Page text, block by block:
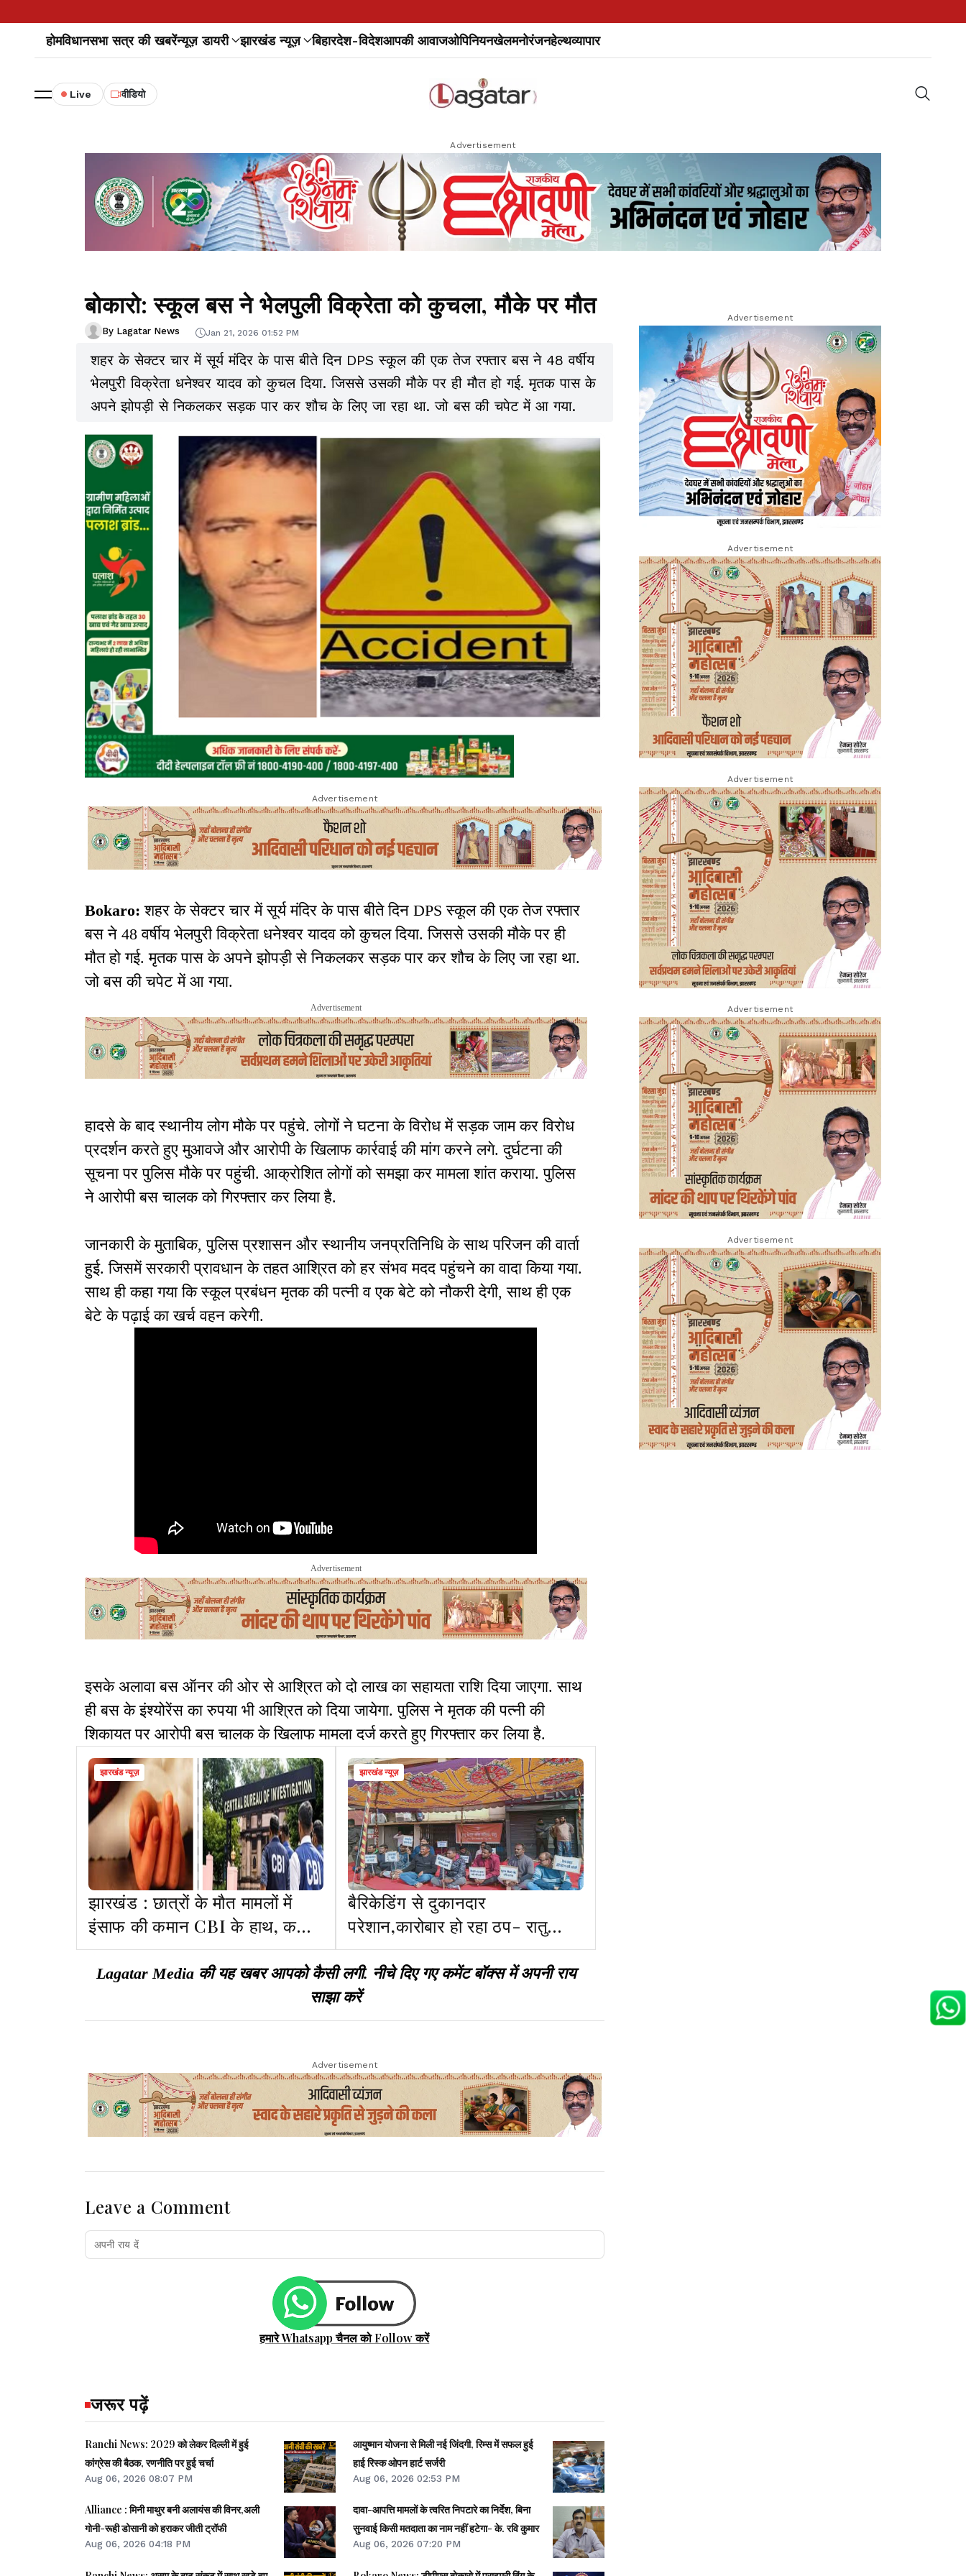
होमविधानसभा सत्र की खबरेंन्यूज़ डायरी झारखंड न्यूज़ बिहारदेश-विदेशआपकी आवाजओपिनियनखेलमनोरंजनहेल्थव्यापार
Live वीडियो
Advertisement
बोकारो: स्कूल बस ने भेलपुली विक्रेता को कुचला, मौके पर मौत
By Lagatar News Jan 21, 2026 01:52 PM
शहर के सेक्टर चार में सूर्य मंदिर के पास बीते दिन DPS स्कूल की एक तेज रफ्तार बस ने 48 वर्षीय
भेलपुरी विक्रेता धनेश्वर यादव को कुचल दिया. जिससे उसकी मौके पर ही मौत हो गई. मृतक पास के
अपने झोपड़ी से निकलकर सड़क पार कर शौच के लिए जा रहा था. जो बस की चपेट में आ गया.
Advertisement
Bokaro:शहर के सेक्टर चार में सूर्य मंदिर के पास बीते दिन DPS स्कूल की एक तेज रफ्तार
बस ने 48 वर्षीय भेलपुरी विक्रेता धनेश्वर यादव को कुचल दिया. जिससे उसकी मौके पर ही
मौत हो गई. मृतक पास के अपने झोपड़ी से निकलकर सड़क पार कर शौच के लिए जा रहा था.
जो बस की चपेट में आ गया.
Advertisement
हादसे के बाद स्थानीय लोग मौके पर पहुंचे. लोगों ने घटना के विरोध में सड़क जाम कर विरोध
प्रदर्शन करते हुए मुआवजे और आरोपी के खिलाफ कार्रवाई की मांग करने लगे. दुर्घटना की
सूचना पर पुलिस मौके पर पहुंची. आक्रोशित लोगों को समझा कर मामला शांत कराया. पुलिस
ने आरोपी बस चालक को गिरफ्तार कर लिया है.
जानकारी के मुताबिक, पुलिस प्रशासन और स्थानीय जनप्रतिनिधि के साथ परिजन की वार्ता
हुई. जिसमें सरकारी प्रावधान के तहत आश्रित को हर संभव मदद पहुंचने का वादा किया गया.
साथ ही कहा गया कि स्कूल प्रबंधन मृतक की पत्नी व एक बेटे को नौकरी देगी, साथ ही एक
बेटे के पढ़ाई का खर्च वहन करेगी.
Advertisement
इसके अलावा बस ऑनर की ओर से आश्रित को दो लाख का सहायता राशि दिया जाएगा. साथ
ही बस के इंश्योरेंस का रुपया भी आश्रित को दिया जायेगा. पुलिस ने मृतक की पत्नी की
शिकायत पर आरोपी बस चालक के खिलाफ मामला दर्ज करते हुए गिरफ्तार कर लिया है.
झारखंड न्यूज़
झारखंड : छात्रों के मौत मामलों में
इंसाफ की कमान CBI के हाथ, कहीं
मिली सफलता, कहीं अब भी सस्पेंस
झारखंड न्यूज़
बैरिकेडिंग से दुकानदार
परेशान,कारोबार हो रहा ठप- रातु
चैम्बर ऑफ कॉमर्स
Lagatar Media की यह खबर आपको कैसी लगी. नीचे दिए गए कमेंट बॉक्स में अपनी राय
साझा करें
Advertisement
Leave a Comment
हमारे Whatsapp चैनल को Follow करें
जरूर पढ़ें
Ranchi News: 2029 को लेकर दिल्ली में हुई
कांग्रेस की बैठक, रणनीति पर हुई चर्चा
Aug 06, 2026 08:07 PM
Alliance : मिनी माथुर बनी अलायंस की विनर,अली
गोनी-रूही डोसानी को हराकर जीती ट्रॉफी
Aug 06, 2026 04:18 PM
आयुष्मान योजना से मिली नई जिंदगी, रिम्स में सफल हुई
हाई रिस्क ओपन हार्ट सर्जरी
Aug 06, 2026 02:53 PM
दावा-आपत्ति मामलों के त्वरित निपटारे का निर्देश, बिना
सुनवाई किसी मतदाता का नाम नहीं हटेगा- के. रवि कुमार
Aug 06, 2026 07:20 PM
Advertisement
Advertisement
Advertisement
Advertisement
Advertisement